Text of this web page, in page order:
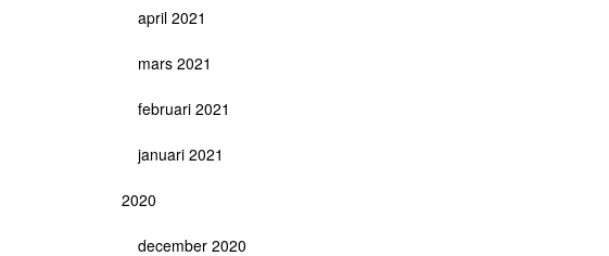
april 2021
mars 2021
februari 2021
januari 2021
2020
december 2020